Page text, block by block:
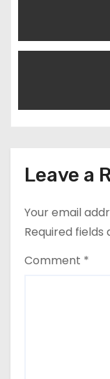
Leave a
Your email
Required
Comment *